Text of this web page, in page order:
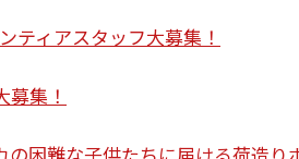
ティアスタッフ大募集！
集！